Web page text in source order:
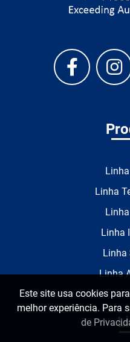
Linha
Linha
Linha
Linha
Este site usa cookies
melhor experiência. Para
de